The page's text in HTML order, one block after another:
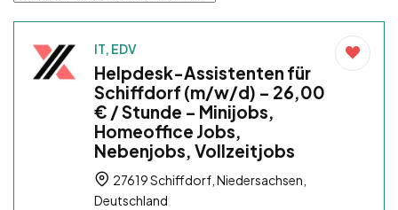
IT, EDV
Helpdesk-Assistenten für
Schiffdorf (m/w/d) – 26,00
€ / Stunde – Minijobs,
Homeoffice Jobs,
Nebenjobs, Vollzeitjobs
27619 Schiffdorf, Niedersachsen,
Deutschland